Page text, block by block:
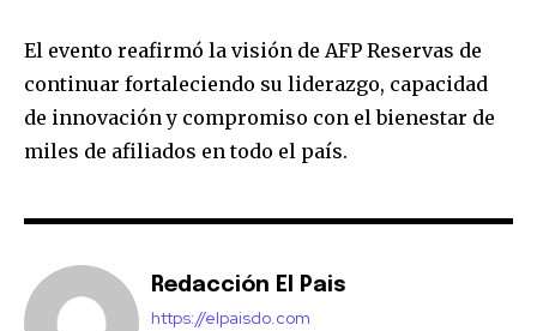
El evento reafirmó la visión de AFP Reservas de
continuar fortaleciendo su liderazgo, capacidad
de innovación y compromiso con el bienestar de
miles de afiliados en todo el país.
Redacción El Pais
https://elpaisdo.com